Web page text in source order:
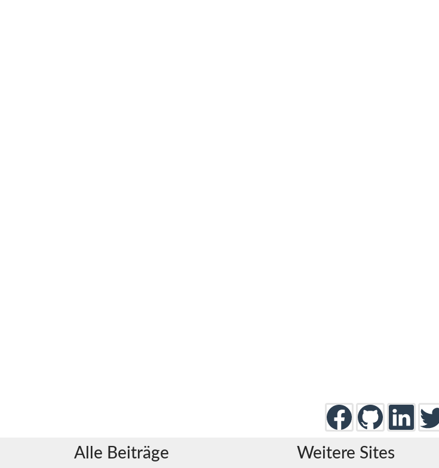
Alle Beiträge Weitere Sites